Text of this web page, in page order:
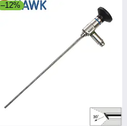
–12%